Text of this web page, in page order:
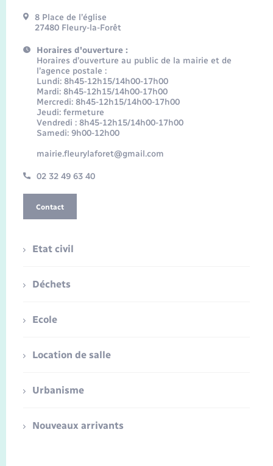
8 Place de l’église
27480 Fleury-la-Forêt
Horaires d'ouverture :
Horaires d’ouverture au public de la mairie et de
l’agence postale :
Lundi: 8h45-12h15/14h00-17h00
Mardi: 8h45-12h15/14h00-17h00
Mercredi: 8h45-12h15/14h00-17h00
Jeudi: fermeture
Vendredi : 8h45-12h15/14h00-17h00
Samedi: 9h00-12h00
mairie.fleurylaforet@gmail.com
02 32 49 63 40
Contact
Etat civil
Déchets
Ecole
Location de salle
Urbanisme
Nouveaux arrivants